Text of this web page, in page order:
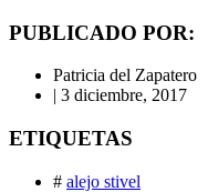
PUBLICADO POR:
Patricia del Zapatero
| 3 diciembre, 2017
ETIQUETAS
# alejo stivel